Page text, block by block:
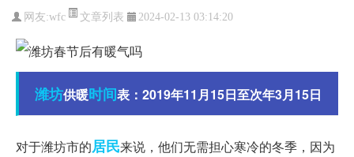
网友:wfc 文章列表 2024-02-13 03:14:20
潍坊供暖时间表：2019年11月15日至次年3月15日
对于潍坊市的居民来说，他们无需担心寒冷的冬季，因为